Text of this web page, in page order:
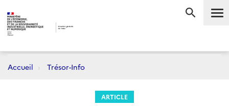
Accueil Trésor-Info
ARTICLE